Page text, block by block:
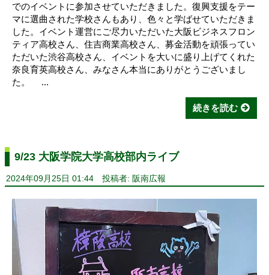
でのイベントに参加させていただきました。復興支援をテー
マに選曲された学校さんもあり、色々と学ばせていただきま
した。イベント運営にご尽力いただいた大阪ビジネスフロン
ティア高校さん、住吉商業高校さん、募金活動を頑張ってい
ただいた渋谷高校さん、イベントを大いに盛り上げてくれた
奈良育英高校さん、みなさん本当にありがとうございまし
た。 ...
続きを読む
9/23 大阪学院大学高校部内ライブ
2024年09月25日 01:44 投稿者: 阪南広報